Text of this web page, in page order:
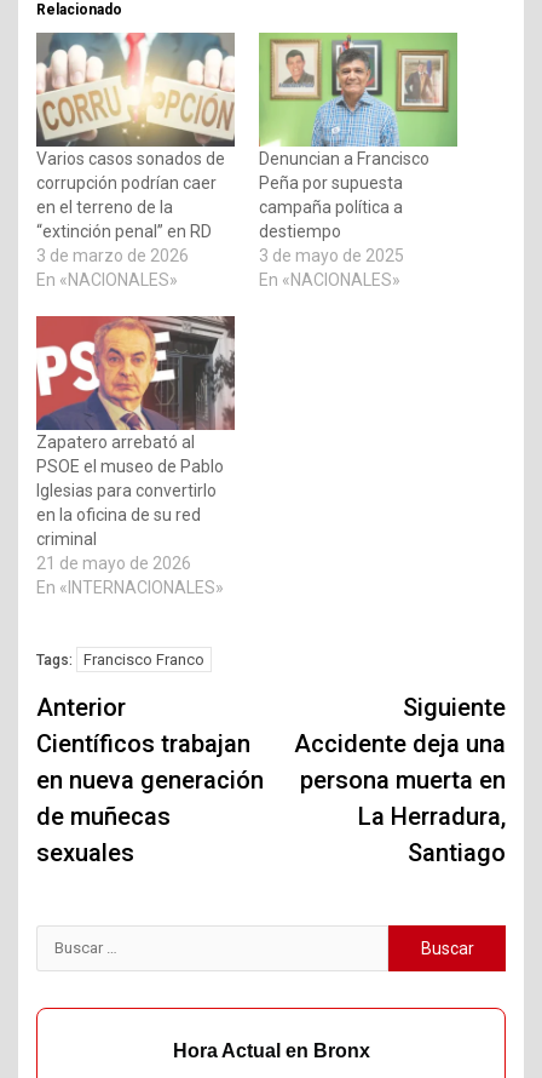
Relacionado
Varios casos sonados de
corrupción podrían caer
en el terreno de la
“extinción penal” en RD
3 de marzo de 2026
En «NACIONALES»
Denuncian a Francisco
Peña por supuesta
campaña política a
destiempo
3 de mayo de 2025
En «NACIONALES»
Zapatero arrebató al
PSOE el museo de Pablo
Iglesias para convertirlo
en la oficina de su red
criminal
21 de mayo de 2026
En «INTERNACIONALES»
Tags: Francisco Franco
Navegación
de
entradas
Anterior
Científicos trabajan
en nueva generación
de muñecas
sexuales
Siguiente
Accidente deja una
persona muerta en
La Herradura,
Santiago
Buscar:
Hora Actual en Bronx